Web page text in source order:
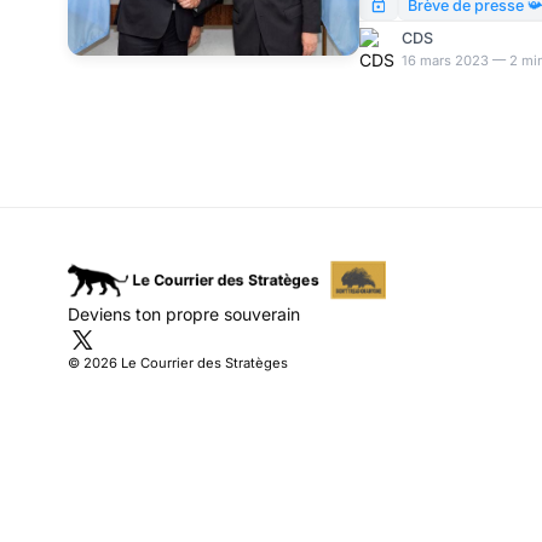
payé pour combattre
Et surtout : pour la
Brève de presse 📯
CDS
16 mars 2023 — 2
Deviens ton propre souverain
© 2026 Le Courrier des Stratèges